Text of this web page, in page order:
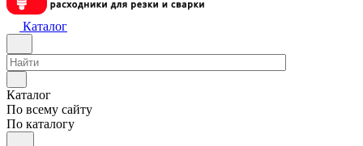
Каталог
Каталог
По всему сайту
По каталогу